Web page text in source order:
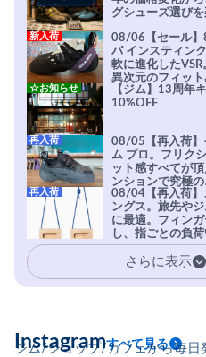
グシューズ選び
08/06【セール】
パ インスティン
軟に進化した
異次元のフィット
新入荷
【ジム】13周年
10%OFF
☆お知らせ
08/05【再入荷】
ム プロ。フリク
ット感すべてが
ンションで究極
実現。進化系ラ
を凌駕する粘着
安心感。
再入荷
08/04【再入荷】
ングス。旅先や
に最適。フィン
し、指ごとの負
イマーの指を本
再入荷
さらに表示
ジム/ショップ/カフェから毎日
Instagramすべて見る